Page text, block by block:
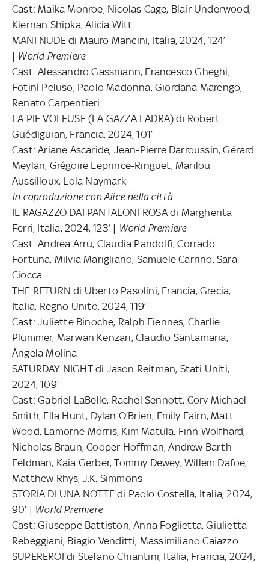
Cast: Maika Monroe, Nicolas Cage, Blair Underwood,
Kiernan Shipka, Alicia Witt
MANI NUDE di Mauro Mancini, Italia, 2024, 124’
| World Premiere
Cast: Alessandro Gassmann, Francesco Gheghi,
Fotinì Peluso, Paolo Madonna, Giordana Marengo,
Renato Carpentieri
LA PIE VOLEUSE (LA GAZZA LADRA) di Robert
Guédiguian, Francia, 2024, 101’
Cast: Ariane Ascaride, Jean-Pierre Darroussin, Gérard
Meylan, Grégoire Leprince-Ringuet, Marilou
Aussilloux, Lola Naymark
In coproduzione con Alice nella città
IL RAGAZZO DAI PANTALONI ROSA di Margherita
Ferri, Italia, 2024, 123’ | World Premiere
Cast: Andrea Arru, Claudia Pandolfi, Corrado
Fortuna, Milvia Marigliano, Samuele Carrino, Sara
Ciocca
THE RETURN di Uberto Pasolini, Francia, Grecia,
Italia, Regno Unito, 2024, 119’
Cast: Juliette Binoche, Ralph Fiennes, Charlie
Plummer, Marwan Kenzari, Claudio Santamaria,
Ángela Molina
SATURDAY NIGHT di Jason Reitman, Stati Uniti,
2024, 109’
Cast: Gabriel LaBelle, Rachel Sennott, Cory Michael
Smith, Ella Hunt, Dylan O’Brien, Emily Fairn, Matt
Wood, Lamorne Morris, Kim Matula, Finn Wolfhard,
Nicholas Braun, Cooper Hoffman, Andrew Barth
Feldman, Kaia Gerber, Tommy Dewey, Willem Dafoe,
Matthew Rhys, J.K. Simmons
STORIA DI UNA NOTTE di Paolo Costella, Italia, 2024,
90’ | World Premiere
Cast: Giuseppe Battiston, Anna Foglietta, Giulietta
Rebeggiani, Biagio Venditti, Massimiliano Caiazzo
SUPEREROI di Stefano Chiantini, Italia, Francia, 2024,